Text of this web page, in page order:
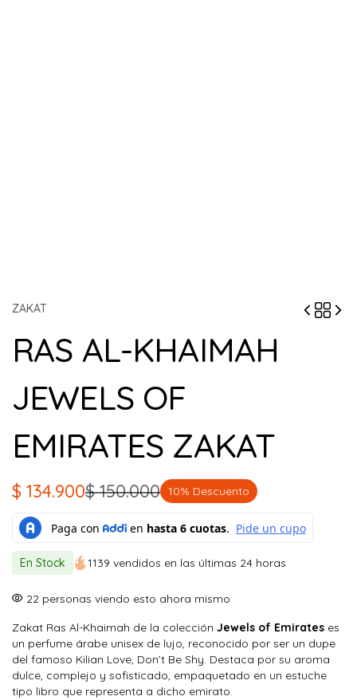
ZAKAT
RAS AL-KHAIMAH
JEWELS OF
EMIRATES ZAKAT
$150.000
El
precio
original
era:
$ 150.000.
$ 134.900
El
precio
actual
es:
$ 134.900.
10% Descuento
En Stock 1139 vendidos en las últimas 24 horas
22 personas viendo esto ahora mismo
Zakat Ras Al-Khaimah de la colección Jewels of Emirates es
un perfume árabe unisex de lujo, reconocido por ser un dupe
del famoso Kilian Love, Don’t Be Shy. Destaca por su aroma
dulce, complejo y sofisticado, empaquetado en un estuche
tipo libro que representa a dicho emirato.